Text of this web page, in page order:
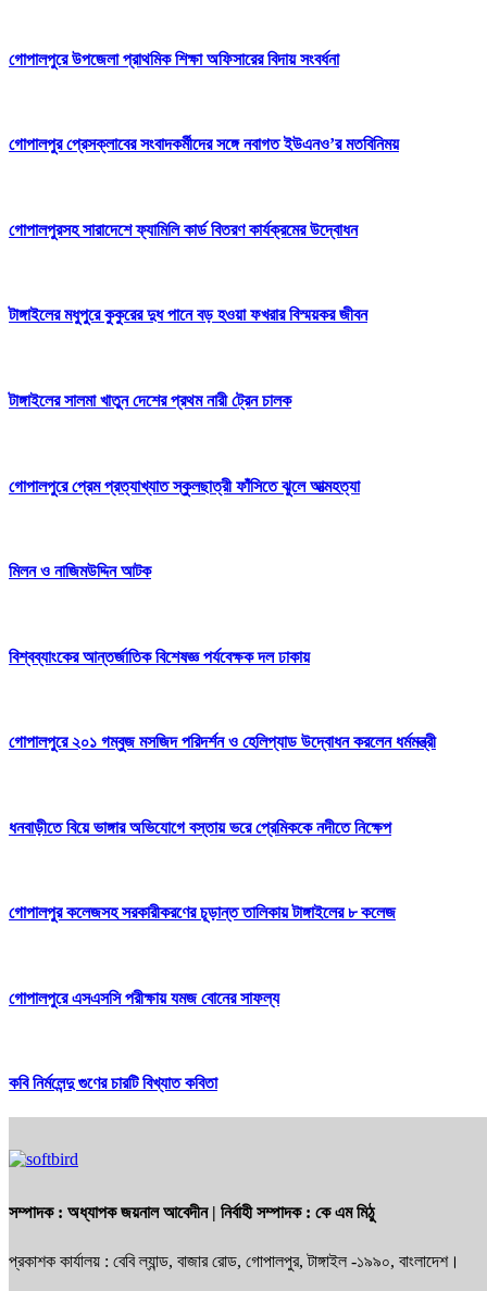
গোপালপুরে উপজেলা প্রাথমিক শিক্ষা অফিসারের বিদায় সংবর্ধনা
গোপালপুর প্রেসক্লাবের সংবাদকর্মীদের সঙ্গে নবাগত ইউএনও’র মতবিনিময়
গোপালপুরসহ সারাদেশে ফ্যামিলি কার্ড বিতরণ কার্যক্রমের উদ্বোধন
টাঙ্গাইলের মধুপুরে কুকুরের দুধ পানে বড় হওয়া ফখরার বিস্ময়কর জীবন
টাঙ্গাইলের সালমা খাতুন দেশের প্রথম নারী ট্রেন চালক
গোপালপুরে প্রেম প্রত্যাখ্যাত স্কুলছাত্রী ফাঁসিতে ঝুলে আত্মহত্যা
মিলন ও নাজিমউদ্দিন আটক
বিশ্বব্যাংকের আন্তর্জাতিক বিশেষজ্ঞ পর্যবেক্ষক দল ঢাকায়
গোপালপুরে ২০১ গম্বুজ মসজিদ পরিদর্শন ও হেলিপ্যাড উদ্বোধন করলেন ধর্মমন্ত্রী
ধনবাড়ীতে বিয়ে ভাঙ্গার অভিযোগে বস্তায় ভরে প্রেমিককে নদীতে নিক্ষেপ
গোপালপুর কলেজসহ সরকারীকরণের চূড়ান্ত তালিকায় টাঙ্গাইলের ৮ কলেজ
গোপালপুরে এসএসসি পরীক্ষায় যমজ বোনের সাফল্য
কবি নির্মলেন্দু গুণের চারটি বিখ্যাত কবিতা
সম্পাদক : অধ্যাপক জয়নাল আবেদীন| নির্বাহী সম্পাদক : কে এম মিঠু
প্রকাশক কার্যালয় : বেবি ল্যান্ড, বাজার রোড, গোপালপুর, টাঙ্গাইল -১৯৯০, বাংলাদেশ।